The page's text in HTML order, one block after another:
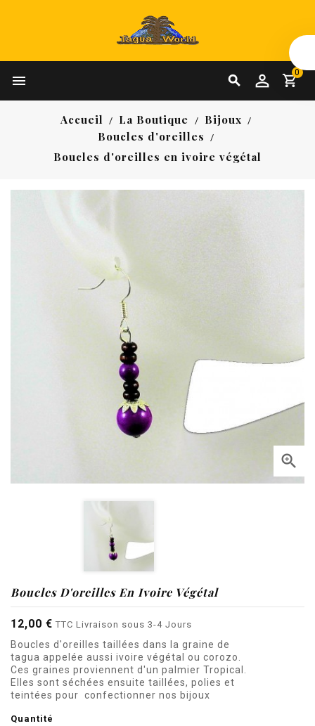

 0
Accueil La Boutique
Bijoux
Boucles d'oreilles
Boucles d'oreilles en ivoire végétal

Boucles D'oreilles En Ivoire Végétal
12,00 € TTC Livraison sous 3-4 Jours
Boucles d'oreilles taillées dans la graine de
tagua appelée aussi ivoire végétal ou corozo.
Ces graines proviennent d'un palmier Tropical.
Elles sont séchées ensuite taillées, polies et
teintées pour confectionner nos bijoux
Quantité